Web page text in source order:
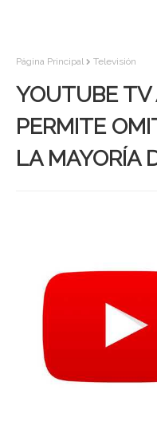
Página Principal Televisión
YOUTUBE TV
PERMITE
LA MAYORÍA